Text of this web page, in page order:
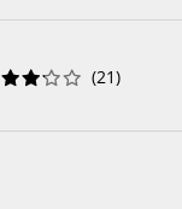




 (21)